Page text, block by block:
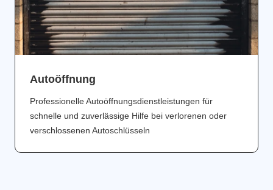
Аutoöffnung
Professionelle Autoöffnungsdienstleistungen für
schnelle und zuverlässige Hilfe bei verlorenen oder
verschlossenen Autoschlüsseln